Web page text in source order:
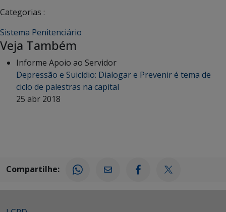
Categorias :
Sistema Penitenciário
Veja Também
Informe Apoio ao Servidor
Depressão e Suicídio: Dialogar e Prevenir é tema de
ciclo de palestras na capital
25 abr 2018
Compartilhe: